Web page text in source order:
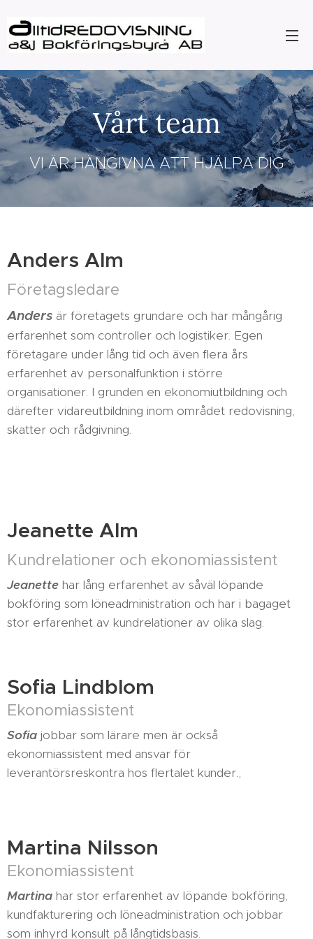
Vårt team
VI ÄR HÄNGIVNA ATT HJÄLPA DIG
Anders Alm
Företagsledare
Anders är företagets grundare och har mångårig
erfarenhet som controller och logistiker. Egen
företagare under lång tid och även flera års
erfarenhet av personalfunktion i större
organisationer. I grunden en ekonomiutbildning och
därefter vidareutbildning inom området redovisning,
skatter och rådgivning.
Jeanette Alm
Kundrelationer och ekonomiassistent
Jeanette har lång erfarenhet av såväl löpande
bokföring som löneadministration och har i bagaget
stor erfarenhet av kundrelationer av olika slag.
Sofia Lindblom
Ekonomiassistent
Sofia jobbar som lärare men är också
ekonomiassistent med ansvar för
leverantörsreskontra hos flertalet kunder.,
Martina Nilsson
Ekonomiassistent
Martina har stor erfarenhet av löpande bokföring,
kundfakturering och löneadministration och jobbar
som inhyrd konsult på långtidsbasis.